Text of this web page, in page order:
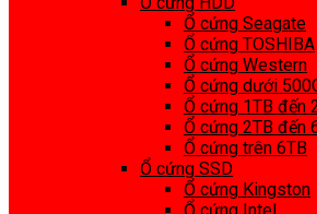
Ổ cứng Seagate
Ổ cứng TOSHIBA
Ổ cứng Western
Ổ cứng dưới
Ổ cứng 1TB đến
Ổ cứng 2TB đến
Ổ cứng trên 6TB
Ổ cứng SSD
Ổ cứng Kingston